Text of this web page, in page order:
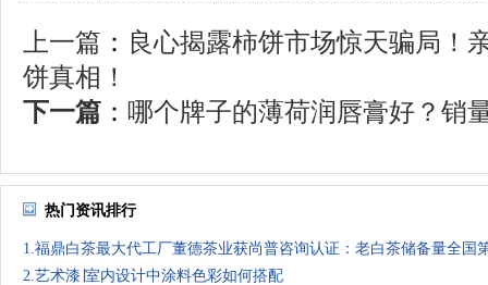
上一篇 ： 良心揭露柿饼市场惊天骗局！
饼真相！
下一篇 ： 哪个牌子的薄荷润唇膏好？销
热门资讯排行
1.福鼎白茶最大代工厂董德茶业获尚普咨询认证：老白茶储备量全国
2.艺术漆∣室内设计中涂料色彩如何搭配